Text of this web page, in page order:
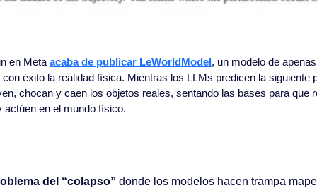
en Meta acaba de publicar LeWorldModel, un modelo de
éxito la realidad física. Mientras los LLMs predicen la siguiente
chocan y caen los objetos reales, sentando las bases para que
actúen en el mundo físico.
del “colapso” donde los modelos hacen trampa